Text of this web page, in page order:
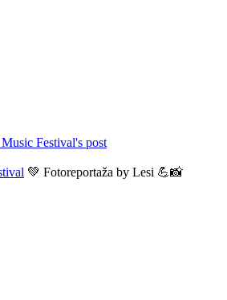
Festival's post
💚 Fotoreportaža by Lesi 💪📸